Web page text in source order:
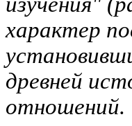
характер
древней
отношений.